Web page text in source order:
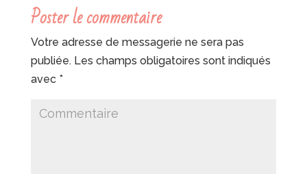
Poster le commentaire
Votre adresse de messagerie ne sera pas
publiée. Les champs obligatoires sont indiqués
avec *